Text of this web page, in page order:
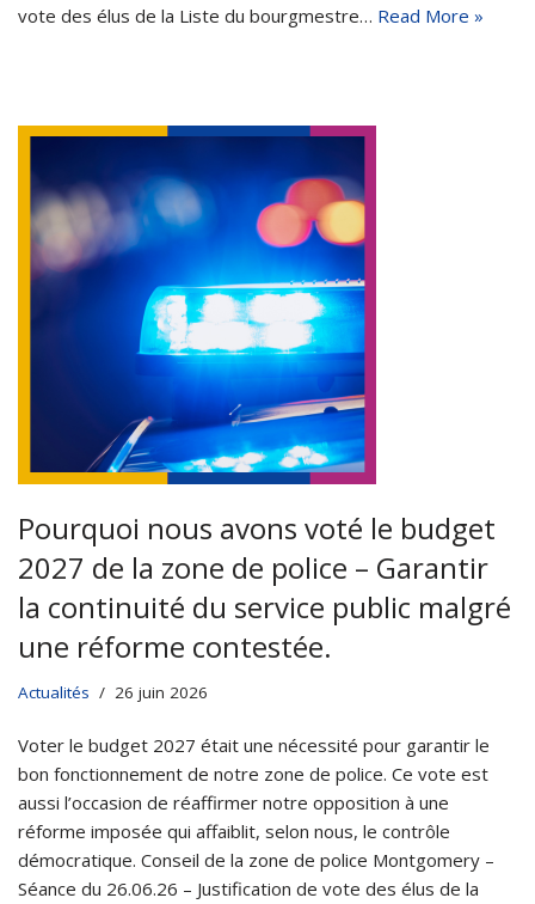
vote des élus de la Liste du bourgmestre… Read More »
Pourquoi nous avons voté le budget
2027 de la zone de police – Garantir
la continuité du service public malgré
une réforme contestée.
Actualités 26 juin 2026
Voter le budget 2027 était une nécessité pour garantir le
bon fonctionnement de notre zone de police. Ce vote est
aussi l’occasion de réaffirmer notre opposition à une
réforme imposée qui affaiblit, selon nous, le contrôle
démocratique. Conseil de la zone de police Montgomery –
Séance du 26.06.26 – Justification de vote des élus de la